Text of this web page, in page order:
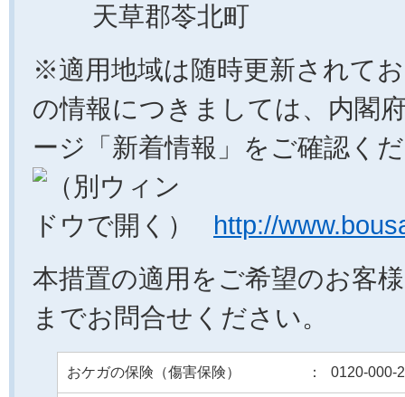
天草郡苓北町
※適用地域は随時更新されて
の情報につきましては、内閣
ージ「新着情報」をご確認く
http://
本措置の適用をご希望のお客
までお問合せください。
おケガの保険（傷害保険） ： 0120-000-